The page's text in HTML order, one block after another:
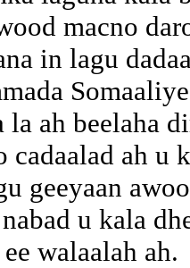
macno
in lagu
la ah beelaha
cadaalad ah u
geeyaan
u kala
walaalah ah.